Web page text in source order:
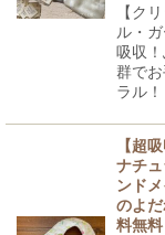
【ク
ル・
吸収
群で
ラル
【超
ナチ
ンド
のよ
料無